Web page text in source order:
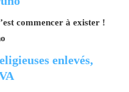
commencer à exister !